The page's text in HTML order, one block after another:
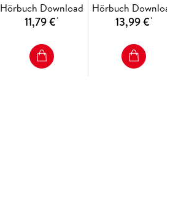
Hörbuch Download
11,79 €*
Hörbuch
13,99 €*